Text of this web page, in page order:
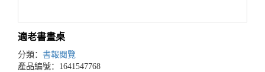
適老書畫桌
分類： 書報閱覽
產品編號：1641547768